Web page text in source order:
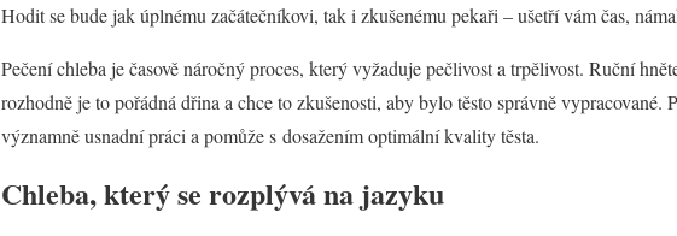
Hodit se bude jak úplnému začátečníkovi, tak i zkušenému pekaři – ušetří vám čas,
Pečení chleba je časově náročný proces, který vyžaduje pečlivost a trpělivost. Ruční
rozhodně je to pořádná dřina a chce to zkušenosti, aby bylo těsto správně vypracované.
významně usnadní práci a pomůže s dosažením optimální kvality těsta.
Chleba, který se rozplývá na jazyku